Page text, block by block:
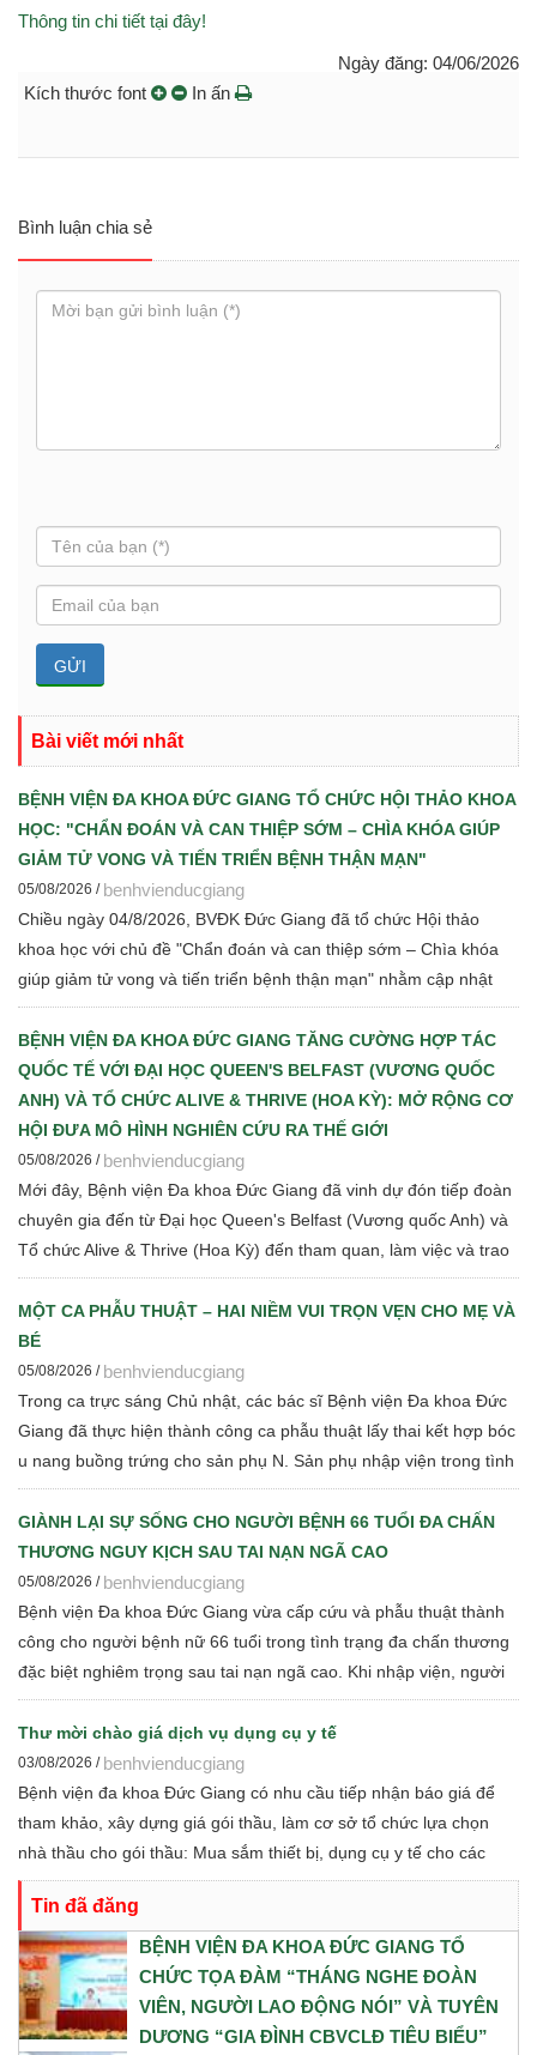
Thông tin chi tiết tại đây!
Ngày đăng: 04/06/2026
Kích thước font
In ấn
Bình luận chia sẻ
Bài viết mới nhất
BỆNH VIỆN ĐA KHOA ĐỨC GIANG TỔ CHỨC HỘI THẢO KHOA
HỌC: "CHẨN ĐOÁN VÀ CAN THIỆP SỚM – CHÌA KHÓA GIÚP
GIẢM TỬ VONG VÀ TIẾN TRIỂN BỆNH THẬN MẠN"
05/08/2026 / benhvienducgiang
Chiều ngày 04/8/2026, BVĐK Đức Giang đã tổ chức Hội thảo
khoa học với chủ đề "Chẩn đoán và can thiệp sớm – Chìa khóa
giúp giảm tử vong và tiến triển bệnh thận mạn" nhằm cập nhật
những tiến bộ mới trong chẩn đoán, điều trị và quản lý bệnh thận
mạn cho đội ngũ cán bộ y tế.
BỆNH VIỆN ĐA KHOA ĐỨC GIANG TĂNG CƯỜNG HỢP TÁC
QUỐC TẾ VỚI ĐẠI HỌC QUEEN'S BELFAST (VƯƠNG QUỐC
ANH) VÀ TỔ CHỨC ALIVE & THRIVE (HOA KỲ): MỞ RỘNG CƠ
HỘI ĐƯA MÔ HÌNH NGHIÊN CỨU RA THẾ GIỚI
05/08/2026 / benhvienducgiang
Mới đây, Bệnh viện Đa khoa Đức Giang đã vinh dự đón tiếp đoàn
chuyên gia đến từ Đại học Queen's Belfast (Vương quốc Anh) và
Tổ chức Alive & Thrive (Hoa Kỳ) đến tham quan, làm việc và trao
đổi chuyên môn về dinh dưỡng bà mẹ - trẻ em, phát triển Ngân
hàng sữa mẹ, vi sinh, phân tích y sinh, đồng thời thảo luận các
định hướng hợp tác nghiên cứu khoa học và chuyển giao tri thức
trong thời gian tới.
MỘT CA PHẪU THUẬT – HAI NIỀM VUI TRỌN VẸN CHO MẸ VÀ
BÉ
05/08/2026 / benhvienducgiang
Trong ca trực sáng Chủ nhật, các bác sĩ Bệnh viện Đa khoa Đức
Giang đã thực hiện thành công ca phẫu thuật lấy thai kết hợp bóc
u nang buồng trứng cho sản phụ N. Sản phụ nhập viện trong tình
trạng chuyển dạ con so, ngôi ngược, kèm theo khối u nang buồng
trứng phải. Trước những yếu tố nguy cơ, ê-kíp Khoa Sản và Khoa
Gây mê Hồi sức đã phối hợp chặt chẽ, xây dựng phương án phẫu
thuật tối ưu nhằm đảm bảo an toàn cao nhất cho cả mẹ và bé.
GIÀNH LẠI SỰ SỐNG CHO NGƯỜI BỆNH 66 TUỔI ĐA CHẤN
THƯƠNG NGUY KỊCH SAU TAI NẠN NGÃ CAO
05/08/2026 / benhvienducgiang
Bệnh viện Đa khoa Đức Giang vừa cấp cứu và phẫu thuật thành
công cho người bệnh nữ 66 tuổi trong tình trạng đa chấn thương
đặc biệt nghiêm trọng sau tai nạn ngã cao. Khi nhập viện, người
bệnh rơi vào sốc giảm thể tích do mất máu với hàng loạt tổn
thương nặng
Thư mời chào giá dịch vụ dụng cụ y tế
03/08/2026 / benhvienducgiang
Bệnh viện đa khoa Đức Giang có nhu cầu tiếp nhận báo giá để
tham khảo, xây dựng giá gói thầu, làm cơ sở tổ chức lựa chọn
nhà thầu cho gói thầu: Mua sắm thiết bị, dụng cụ y tế cho các
khoa phòng năm 2026
Tin đã đăng
BỆNH VIỆN ĐA KHOA ĐỨC GIANG TỔ
CHỨC TỌA ĐÀM “THÁNG NGHE ĐOÀN
VIÊN, NGƯỜI LAO ĐỘNG NÓI” VÀ TUYÊN
DƯƠNG “GIA ĐÌNH CBVCLĐ TIÊU BIỂU”